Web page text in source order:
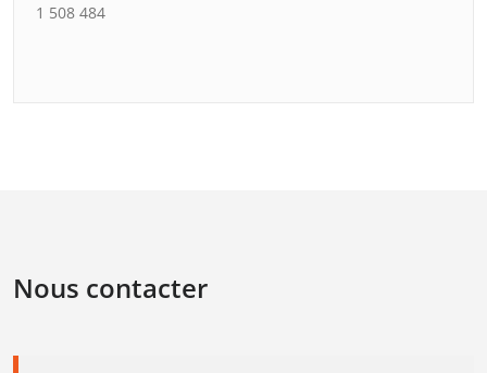
1 508 484
Nous contacter